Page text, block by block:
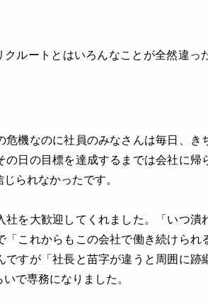
ルートとはいろんなことが全然違っ
危機なのに社員のみなさんは毎日、き
の日の目標を達成するまでは会社に帰
られなかったです。
社を大歓迎してくれました。「いつ潰
これからもこの会社で働き続けられ
ですが「社長と苗字が違うと周囲に跡
で専務になりました。